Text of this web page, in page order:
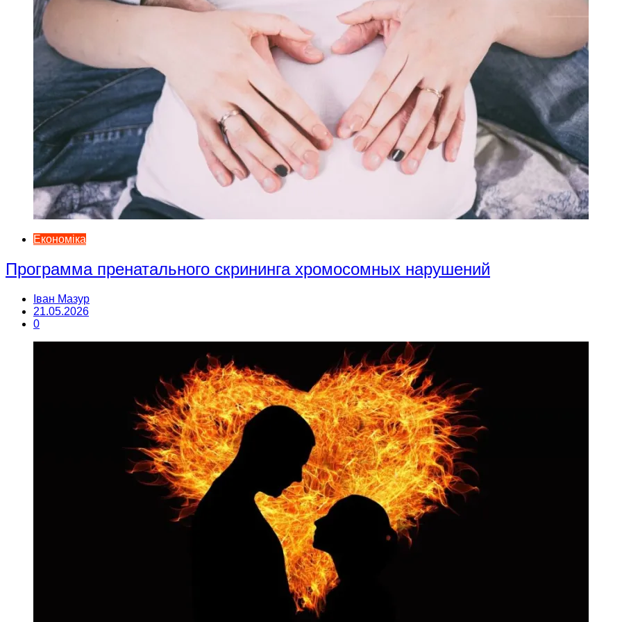
Економіка
Программа пренатального скрининга хромосомных нарушений
Іван Мазур
21.05.2026
0